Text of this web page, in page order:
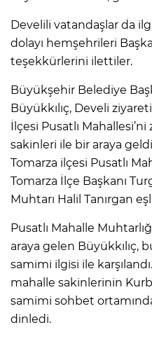
Develili vatandaşlar da
dolayı hemşehrileri
teşekkürlerini ilettiler.
Büyükşehir Belediye
Büyükkılıç, Develi
İlçesi Pusatlı
sakinleri ile bir araya
Tomarza ilçesi Pusatlı
Tomarza İlçe Başkanı
Muhtarı Halil Tanırgan
Pusatlı Mahalle
araya gelen Büyükkılıç,
samimi ilgisi ile
mahalle sakinlerinin
samimi sohbet
dinledi.